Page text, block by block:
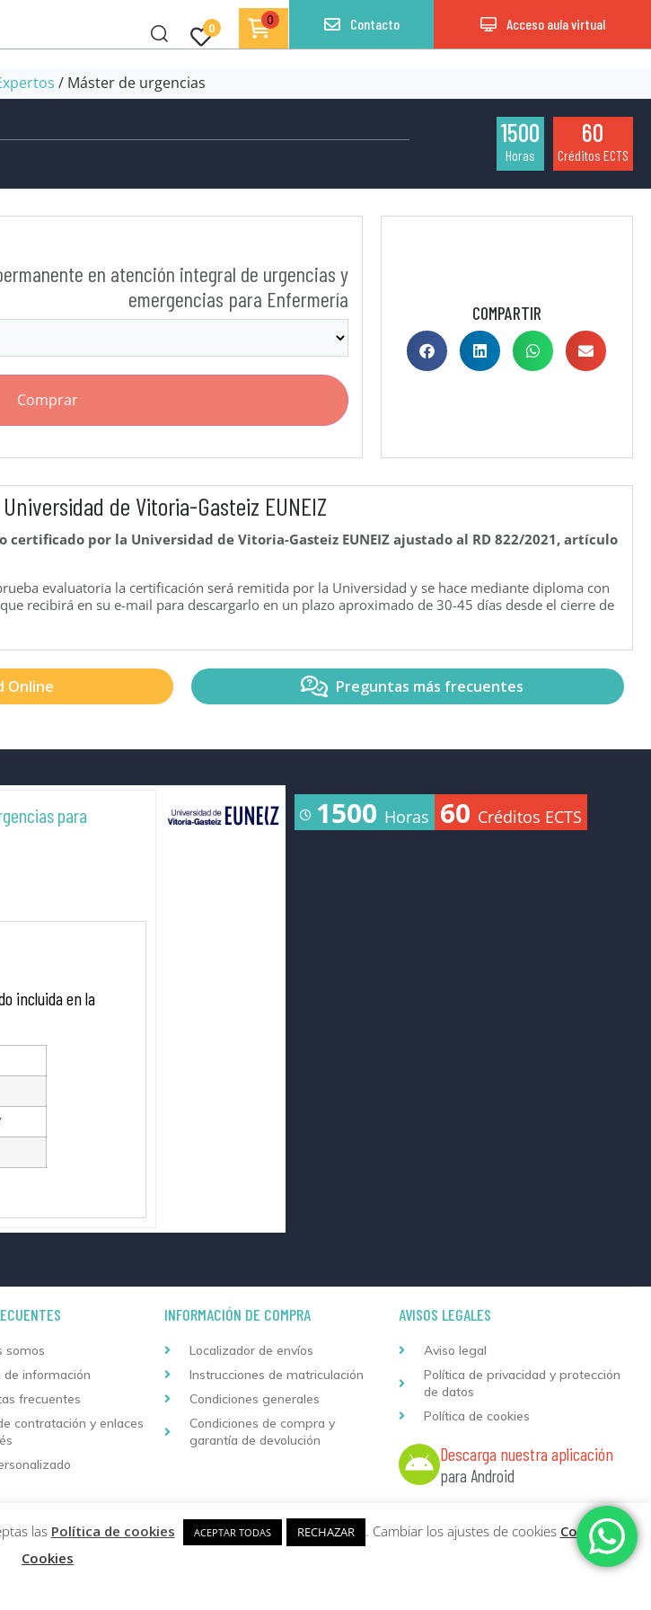
0
0 Contacto Acceso aula virtual
/ Máster de urgencias
1500
Horas
60
Créditos ECTS
en atención integral de urgencias y
emergencias para Enfermería
Comprar
COMPARTIR
Universidad de Vitoria-Gasteiz EUNEIZ
certificado por la Universidad de Vitoria-Gasteiz EUNEIZ ajustado al RD 822/2021, artículo
evaluatoria la certificación será remitida por la Universidad y se hace mediante diploma con
recibirá en su e-mail para descargarlo en un plazo aproximado de 30-45 días desde el cierre de
Online Preguntas más frecuentes
para
incluida en la
1500 Horas 60 Créditos ECTS
somos
de información
frecuentes
contratación y enlaces
INFORMACIÓN DE COMPRA
Localizador de envíos
Instrucciones de matriculación
Condiciones generales
Condiciones de compra y
garantía de devolución
AVISOS LEGALES
Aviso legal
Política de privacidad y protección
de datos
Política de cookies
Descarga nuestra aplicación
para Android
2026 Formación Continuada Logoss |Diseño weby DesarrolloSumurdigital | All Rights Reserved
las Política de cookies ACEPTAR TODAS RECHAZAR . Cambiar los ajustes de cookies Configurar
Cookies